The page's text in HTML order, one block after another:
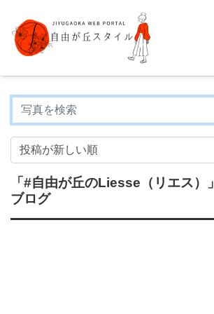
「#自由が丘のLiesse（リエス）」
ブログ